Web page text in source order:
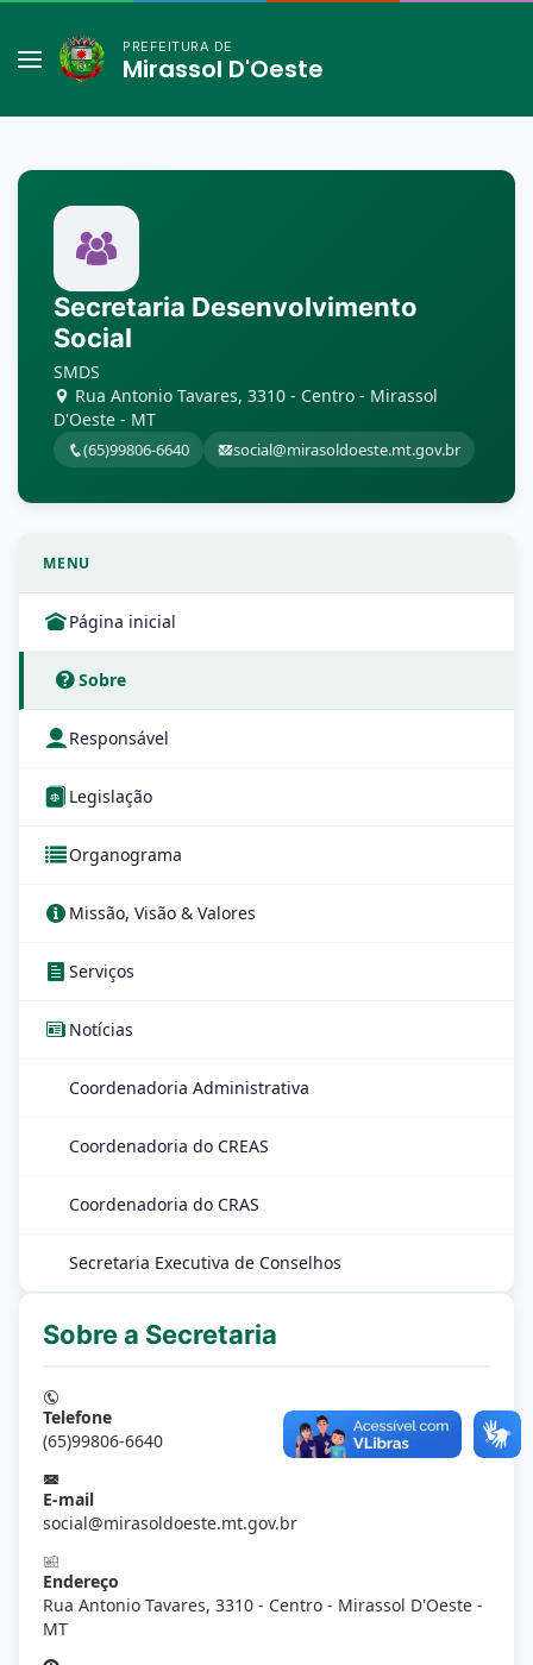
PREFEITURA DE
Mirassol D'Oeste
Secretaria Desenvolvimento
Social
SMDS
Rua Antonio Tavares, 3310 - Centro - Mirassol
D'Oeste - MT
(65)99806-6640 social@mirasoldoeste.mt.gov.br
MENU
Página inicial
Sobre
Responsável
Legislação
Organograma
Missão, Visão & Valores
Serviços
Notícias
Coordenadoria Administrativa
Coordenadoria do CREAS
Coordenadoria do CRAS
Secretaria Executiva de Conselhos
Sobre a Secretaria
Telefone
(65)99806-6640
E-mail
social@mirasoldoeste.mt.gov.br
Endereço
Rua Antonio Tavares, 3310 - Centro - Mirassol D'Oeste -
MT